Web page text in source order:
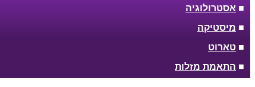
■ אסטרולוגיה
■ מיסטיקה
■ טארוט
■ התאמת מזלות